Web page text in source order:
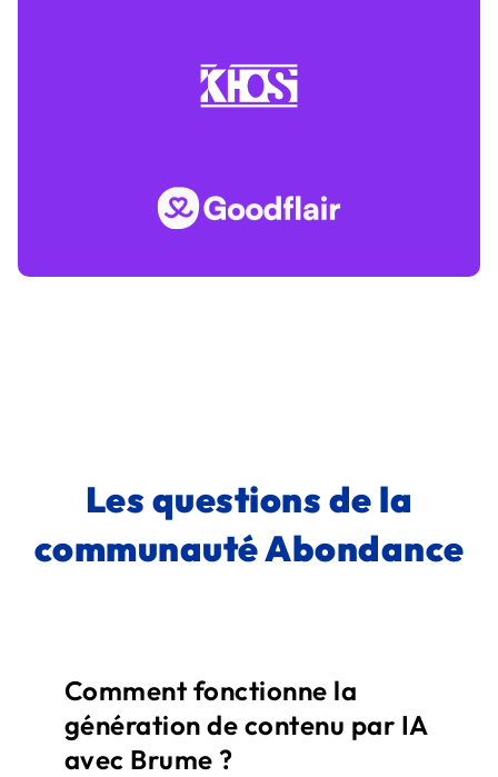
Les questions de la
communauté Abondance
Comment fonctionne la
génération de contenu par IA
avec Brume ?